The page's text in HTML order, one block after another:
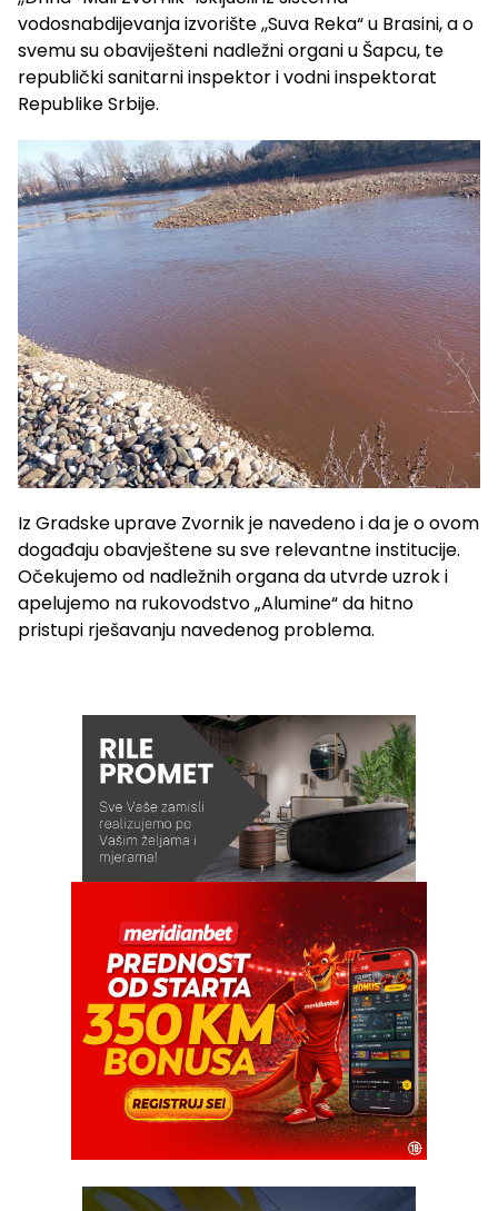
vodosnabdijevanja izvorište ,,Suva Reka“ u Brasini, a o
svemu su obaviješteni nadležni organi u Šapcu, te
republički sanitarni inspektor i vodni inspektorat
Republike Srbije.
Iz Gradske uprave Zvornik je navedeno i da je o ovom
događaju obavještene su sve relevantne institucije.
Očekujemo od nadležnih organa da utvrde uzrok i
apelujemo na rukovodstvo „Alumine“ da hitno
pristupi rješavanju navedenog problema.